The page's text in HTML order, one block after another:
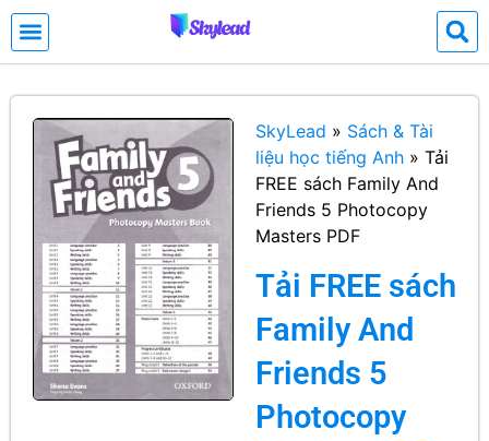
SkyLead » Sách & Tài
liệu học tiếng Anh » Tải
FREE sách Family And
Friends 5 Photocopy
Masters PDF
Tải FREE sách
Family And
Friends 5
Photocopy